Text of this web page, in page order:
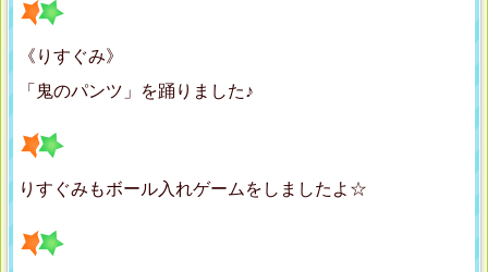
《りすぐみ》
「鬼のパンツ」を踊りました♪
りすぐみもボール入れゲームをしましたよ☆